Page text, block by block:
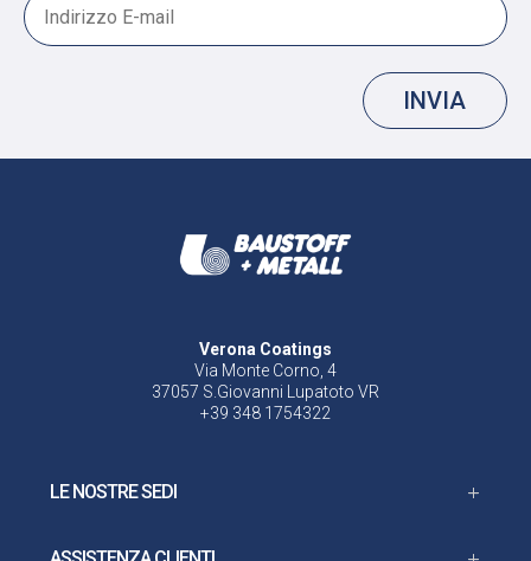
INVIA
Verona Coatings
Via Monte Corno, 4
37057 S.Giovanni Lupatoto VR
+39 348 1754322
LE NOSTRE SEDI